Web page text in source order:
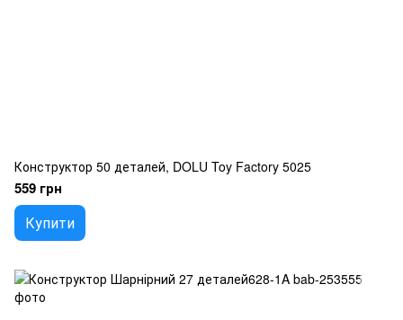
Конструктор 50 деталей, DOLU Toy Factory 5025
559 грн
Купити